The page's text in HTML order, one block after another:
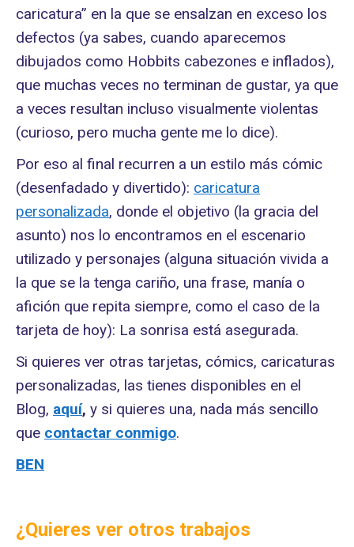
caricatura” en la que se ensalzan en exceso los
defectos (ya sabes, cuando aparecemos
dibujados como Hobbits cabezones e inflados),
que muchas veces no terminan de gustar, ya que
a veces resultan incluso visualmente violentas
(curioso, pero mucha gente me lo dice).
Por eso al final recurren a un estilo más cómic
(desenfadado y divertido): caricatura
personalizada, donde el objetivo (la gracia del
asunto) nos lo encontramos en el escenario
utilizado y personajes (alguna situación vivida a
la que se la tenga cariño, una frase, manía o
afición que repita siempre, como el caso de la
tarjeta de hoy): La sonrisa está asegurada.
Si quieres ver otras tarjetas, cómics, caricaturas
personalizadas, las tienes disponibles en el
Blog, aquí, y si quieres una, nada más sencillo
que contactar conmigo.
BEN
¿Quieres ver otros trabajos